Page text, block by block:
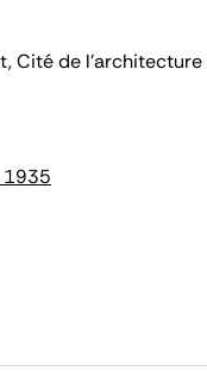
Cité de
1935